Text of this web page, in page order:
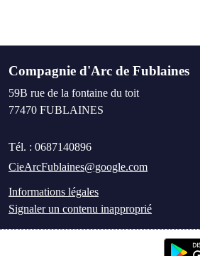
Compagnie d'Arc de Fublaines
59B rue de la fontaine du toit
77470 FUBLAINES
Tél. : 0687140896
CieArcFublaines@google.com
Informations légales
Signaler un contenu inapproprié